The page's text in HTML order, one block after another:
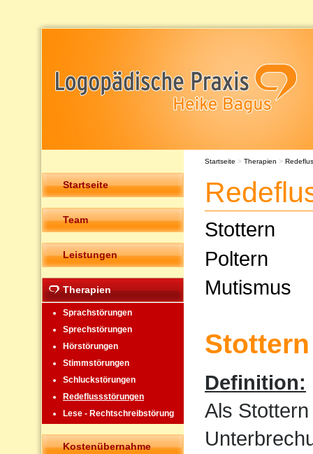
Startseite
Team
Leistungen
Therapien
Sprachstörungen
Sprechstörungen
Hörstörungen
Stimmstörungen
Schluckstörungen
Redeflussstörungen
Lese - Rechtschreibstörung
Kostenübernahme
Startseite > Therapien >
Stottern
Poltern
Mutismus
Stottern
Definition:
Als